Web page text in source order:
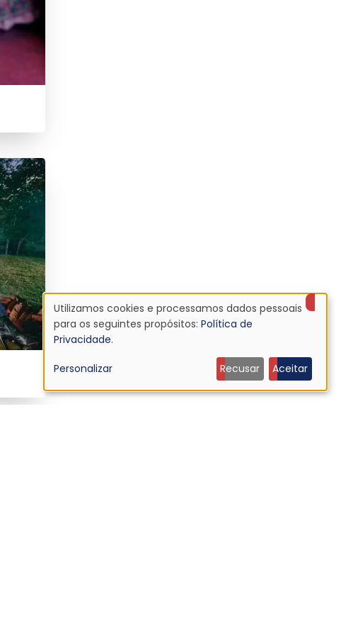
Uso
de
dados
Utilizamos cookies e processamos dados pessoais
para os seguintes propósitos: Política de
Privacidade.
Personalizar Recusar Aceitar